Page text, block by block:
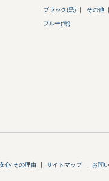
ブラック(黒) その他
ブルー(青)
心"その理由 サイトマップ お問